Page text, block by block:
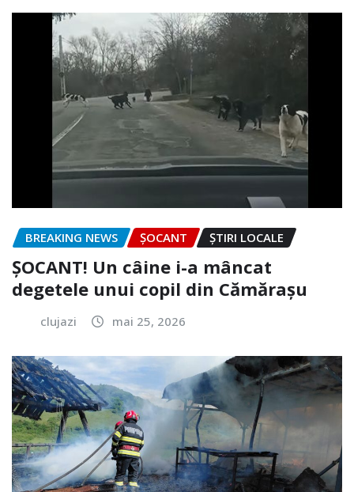
BREAKING NEWS ȘOCANT ȘTIRI LOCALE
ȘOCANT! Un câine i-a mâncat
degetele unui copil din Cămărașu
clujazi mai 25, 2026